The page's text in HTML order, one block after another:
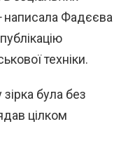
написала Фадєєва
техніки.
була без
цілком